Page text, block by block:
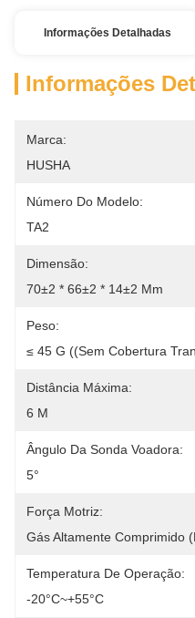
Informações Detalhadas
Informações
Marca:
HUSHA
Número Do Modelo:
TA2
Dimensão:
70±2 * 66±2 * 14±2 Mm
Peso:
≤ 45 G ((sem Cobertura
Distância Máxima:
6 M
Ângulo Da Sonda Voadora:
5°
Força Motriz:
Gás Altamente Comprimido
Temperatura De Operação:
-20°C~+55°C